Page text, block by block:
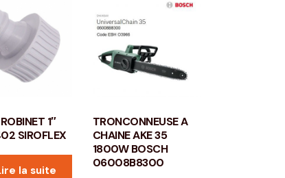
1″
SIROFLEX
la suite
TRONCONNEUSE A
CHAINE AKE 35
1800W BOSCH
06008B8300